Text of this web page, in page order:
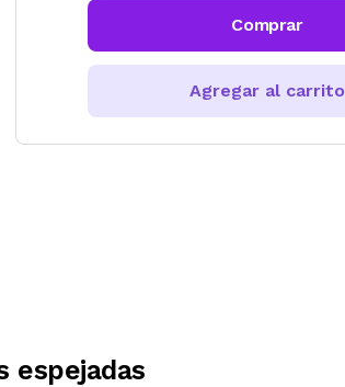
Comprar
Agregar al carrito
espejadas